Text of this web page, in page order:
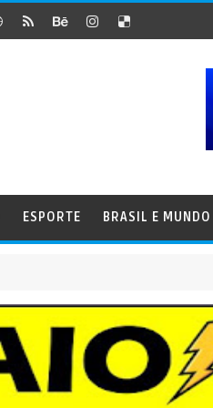
ESPORTE BRASIL E MUNDO